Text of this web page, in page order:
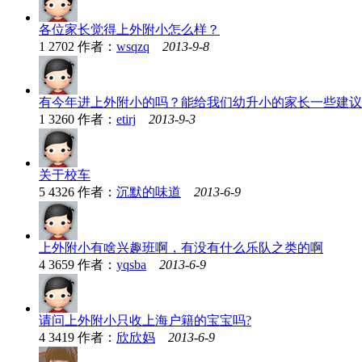
各位家长觉得上外附小怎么样？
1 2702 作者： wsqzq 2013-9-8
有今年进上外附小的吗？能给我们幼升小的家长一些建
1 3260 作者： etirj 2013-9-3
关于校车
5 4326 作者： 沉默的味道 2013-6-9
上外附小有啥兴趣班啊，有没有什么乐队之类的啊
4 3659 作者： yqsba 2013-6-9
请问上外附小只收上海户籍的宝宝吗?
4 3419 作者： 欣欣妈 2013-6-9